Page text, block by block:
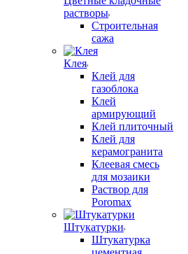
растворы
Строительная
сажа
Клея
Клей для
газоблока
Клей
армирующий
Клей плиточный
Клей для
керамогранита
Клеевая смесь
для мозаики
Раствор для
Poromax
Штукатурки
Штукатурка